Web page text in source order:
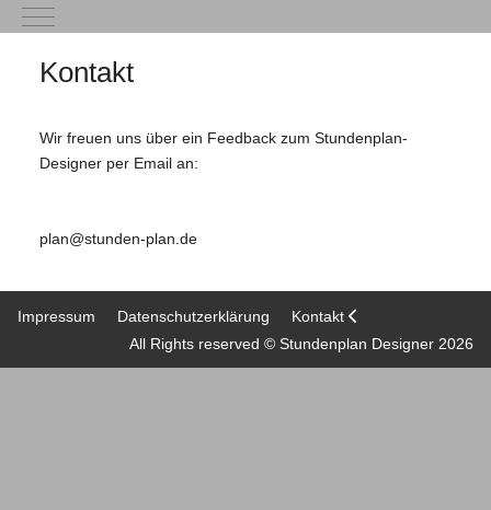
Mobile Menu Toggle
Kontakt
Wir freuen uns über ein Feedback zum Stundenplan-
Designer per Email an:
plan@stunden-plan.de
Impressum Datenschutzerklärung
Kontakt
All Rights reserved © Stundenplan Designer 2026